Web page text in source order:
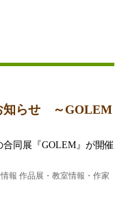
知らせ ～GOLEM
同展『GOLEM』が開催
情報 作品展・教室情報・作家